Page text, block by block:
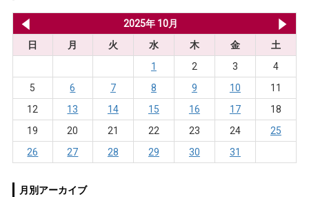
2025年 10月
日
月 火 水 木 金
土
1
2 3
4
5
6 7 8 9 10
11
12
13 14 15 16 17
18
19
20 21 22 23 24
25
26
27 28 29 30 31
月別アーカイブ